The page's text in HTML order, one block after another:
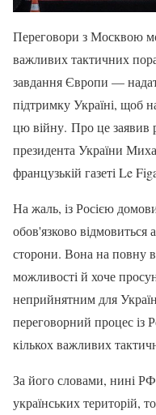
Переговори з Москвою
важливих тактичних
завдання Європи —
підтримку Україні, щоб
цю війну. Про це заявив
президента України
французькій газеті Le
На жаль, із Росією
обов'язково відмовиться
сторони. Вона на повну
можливості й хоче
неприйнятним для
переговорний процес
кількох важливих
За його словами, нині
українських територій,